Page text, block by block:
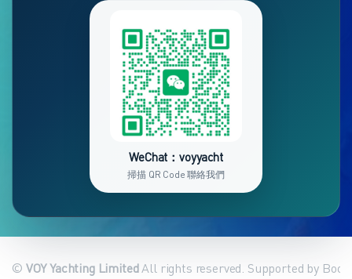
WeChat：voyyacht
掃描 QR Code 聯絡我們
© VOY Yachting LimitedAll rights reserved. Supported by